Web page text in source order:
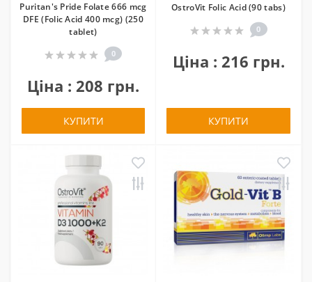
Puritan's Pride Folate 666 mcg
DFE (Folic Acid 400 mcg) (250
tablet)
0
Ціна : 208 грн.
КУПИТИ
OstroVit Folic Acid (90 tabs)
0
Ціна : 216 грн.
КУПИТИ